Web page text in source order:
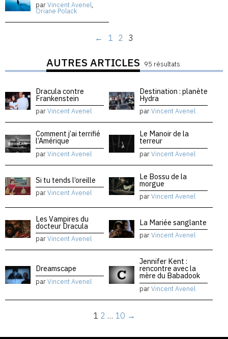
parVincent Avenel,
Oriane Polack
← 1 2 3
AUTRES ARTICLES 95 résultats
Dracula contre
Frankenstein
parVincent Avenel
Destination : planète
Hydra
parVincent Avenel
Comment j’ai terrifié
l’Amérique
parVincent Avenel
Le Manoir de la
terreur
parVincent Avenel
Si tu tends l’oreille
parVincent Avenel
Le Bossu de la
morgue
parVincent Avenel
Les Vampires du
docteur Dracula
parVincent Avenel
La Mariée sanglante
parVincent Avenel
Dreamscape
parVincent Avenel
Jennifer Kent :
rencontre avec la
mère du Babadook
parVincent Avenel
1 2 … 10 →